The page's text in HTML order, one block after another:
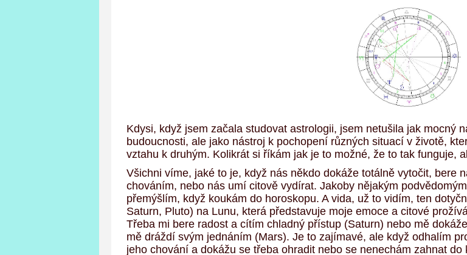
Kdysi, když jsem začala studovat astrologii, jsem netušila jak mocný
budoucnosti, ale jako nástroj k pochopení různých situací v životě,
vztahu k druhým. Kolikrát si říkám jak je to možné, že to tak funguje,
Všichni víme, jaké to je, když nás někdo dokáže totálně vytočit, bere
chováním, nebo nás umí citově vydírat. Jakoby nějakým
přemýšlím, když koukám do horoskopu. A vida, už to vidím, ten
Saturn, Pluto) na Lunu, která představuje moje emoce a citové
Třeba mi bere radost a cítím chladný přístup (Saturn) nebo mě
mě dráždí svým jednáním (Mars). Je to zajímavé, ale když odhalím
jeho chování a dokážu se třeba ohradit nebo se nenechám zahnat do